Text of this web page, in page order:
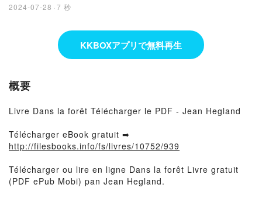
2024-07-28 · 7 秒
KKBOXアプリで無料再生
概要
Livre Dans la forêt Télécharger le PDF - Jean Hegland
Télécharger eBook gratuit ➡
http://filesbooks.info/fs/livres/10752/939
Télécharger ou lire en ligne Dans la forêt Livre gratuit
(PDF ePub Mobi) pan Jean Hegland.